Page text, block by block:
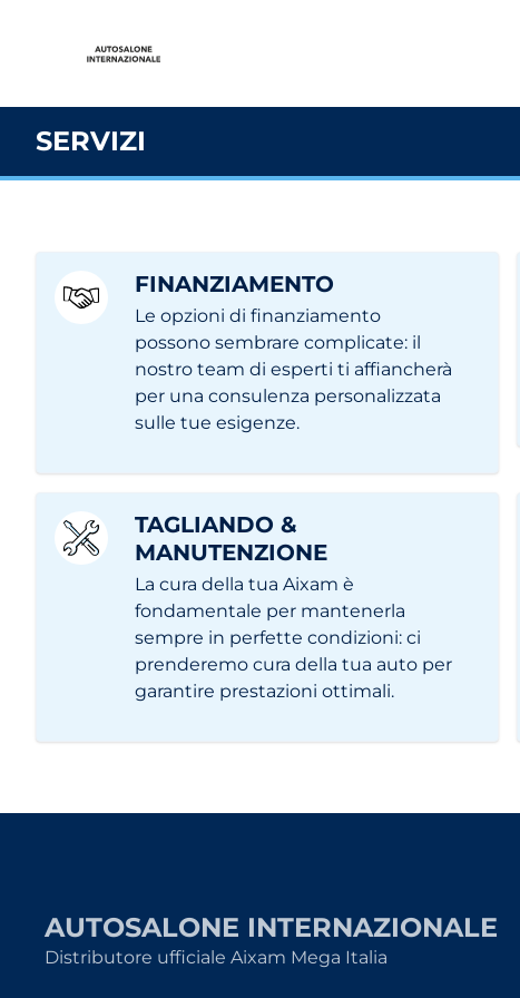
SERVIZI
FINANZIAMENTO
Le opzioni di finanziamento
possono sembrare complicate: il
nostro team di esperti ti affiancherà
per una consulenza personalizzata
sulle tue esigenze.
TAGLIANDO &
MANUTENZIONE
La cura della tua Aixam è
fondamentale per mantenerla
sempre in perfette condizioni: ci
prenderemo cura della tua auto per
garantire prestazioni ottimali.
AUTOSALONE INTERNAZIONALE
Distributore ufficiale Aixam Mega Italia